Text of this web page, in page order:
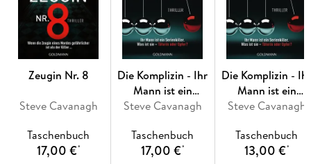
»Wenn Sie dieses Jahr noch einen Thriller derselben Qualität
finden, dann nur, weil sie 'THIRTEEN' zweimal gelesen haben.
« Mark Billingham
Zeugin Nr. 8
Steve Cavanagh
Taschenbuch
17,00 €*
Die Komplizin - Ihr
Mann ist ein
Serienkiller. Was ist
Opfer?
Steve Cavanagh
Taschenbuch
17,00 €*
Die Komplizin -
Mann ist ein
Serienkiller. Was
Opfer?
Steve Cavanagh
Taschenbuch
13,00 €*